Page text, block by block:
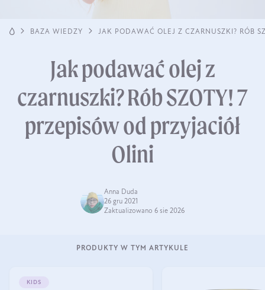
BAZA WIEDZY JAK PODAWAĆ OLEJ Z CZARNUSZKI? RÓB
Jak podawać olej z
czarnuszki? Rób SZOTY! 7
przepisów od przyjaciół
Olini
Anna Duda
26 gru 2021
Zaktualizowano 6 sie 2026
PRODUKTY W TYM ARTYKULE
KIDS